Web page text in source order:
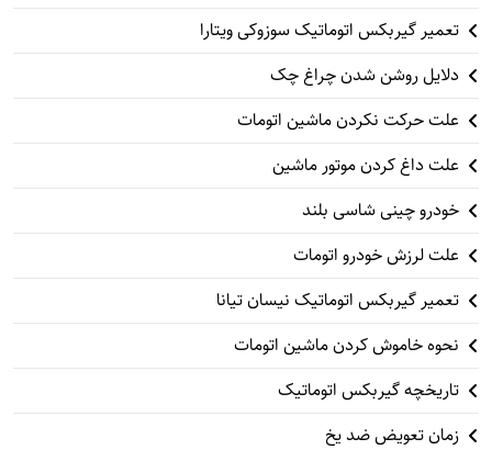
تعمیر گیربکس اتوماتیک سوزوکی ویتارا
دلایل روشن شدن چراغ چک
علت حرکت نکردن ماشین اتومات
علت داغ کردن موتور ماشین
خودرو چینی شاسی بلند
علت لرزش خودرو اتومات
تعمیر گیربکس اتوماتیک نیسان تیانا
نحوه خاموش کردن ماشین اتومات
تاریخچه گیربکس اتوماتیک
زمان تعویض ضد یخ